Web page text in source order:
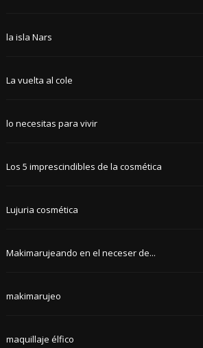
la isla Nars
La vuelta al cole
lo necesitas para vivir
Los 5 imprescindibles de la cosmética
Lujuria cosmética
Makimarujeando en el neceser de...
makimarujeo
maquillaje élfico